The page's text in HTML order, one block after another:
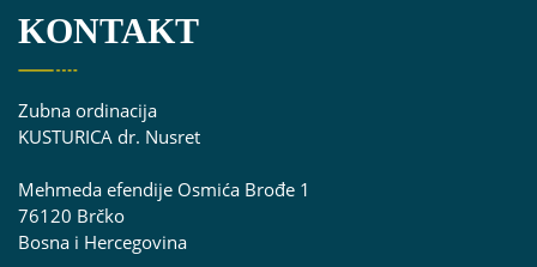
KONTAKT
Zubna ordinacija
KUSTURICA dr. Nusret
Mehmeda efendije Osmića Brođe 1
76120 Brčko
Bosna i Hercegovina